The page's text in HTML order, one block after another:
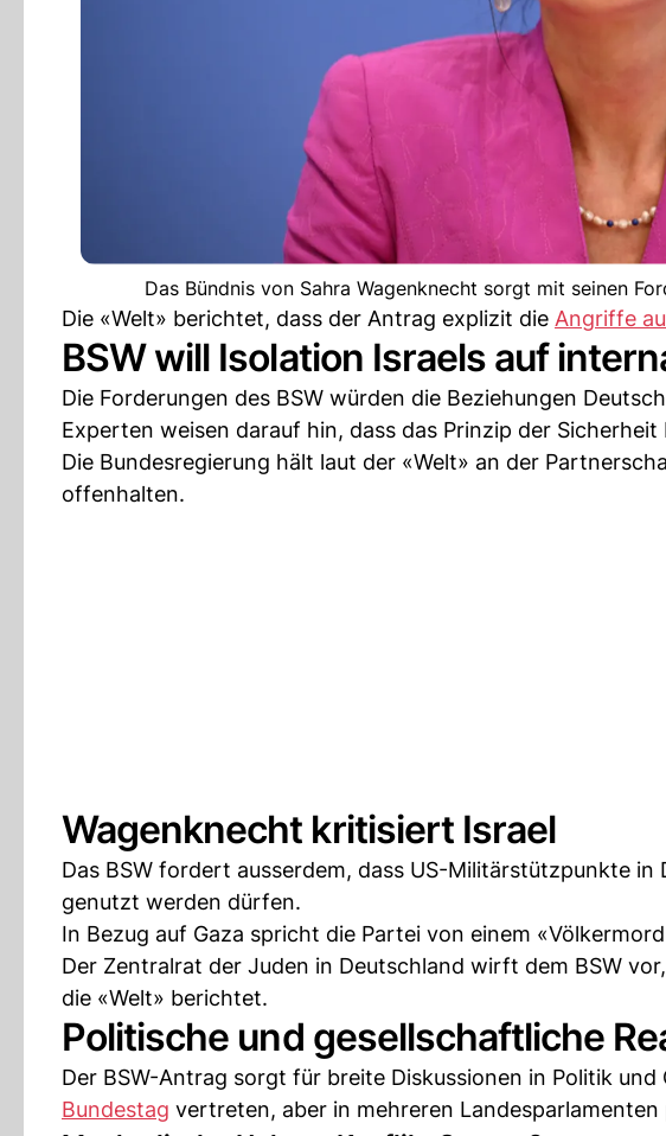
Das Bündnis von Sahra Wagenknecht sorgt mit seinen
Die «Welt» berichtet, dass der Antrag explizit die Angriffe
BSW will Isolation Israels auf
Die Forderungen des BSW würden die Beziehungen
Experten weisen darauf hin, dass das Prinzip der
Die Bundesregierung hält laut der «Welt» an der
offenhalten.
Wagenknecht kritisiert Israel
Das BSW fordert ausserdem, dass US-Militärstützpunkte
genutzt werden dürfen.
In Bezug auf Gaza spricht die Partei von einem
Der Zentralrat der Juden in Deutschland wirft dem BSW
die «Welt» berichtet.
Politische und gesellschaftliche
Der BSW-Antrag sorgt für breite Diskussionen in Politik
Bundestag vertreten, aber in mehreren Landesparlamenten